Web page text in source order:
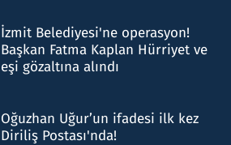
İzmit Belediyesi'ne operasyon!
Başkan Fatma Kaplan Hürriyet ve
eşi gözaltına alındı
Oğuzhan Uğur’un ifadesi ilk kez
Diriliş Postası'nda!